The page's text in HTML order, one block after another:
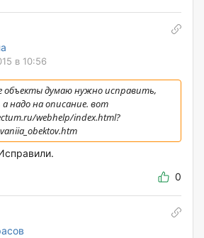
в 10:56
объекты думаю нужно исправить,
надо на описание. вот
webhelp/index.html?
0